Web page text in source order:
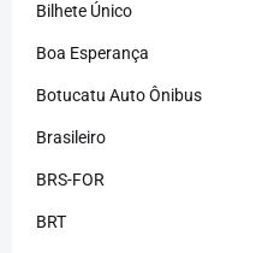
Bilhete Único
Boa Esperança
Botucatu Auto Ônibus
Brasileiro
BRS-FOR
BRT